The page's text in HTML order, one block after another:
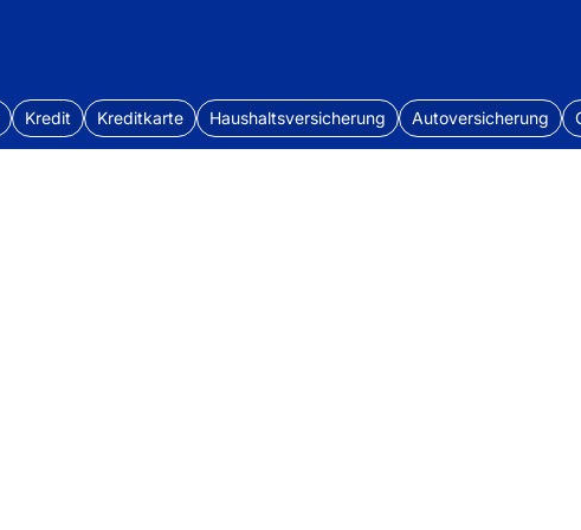
Kredit Kreditkarte Haushaltsversicherung Autoversicherung